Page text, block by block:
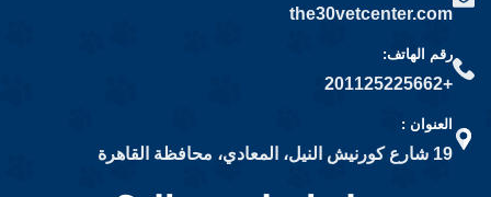
the30vetcenter.com
رقم الهاتف:
+201125225662
العنوان :
19 شارع كورنيش النيل، المعادي، محافظة القاهرة